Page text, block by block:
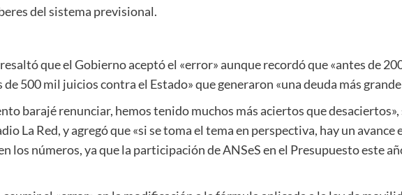
del sistema previsional.
que el Gobierno aceptó el «error» aunque recordó que «antes de
de 500 mil juicios contra el Estado» que generaron «una deuda más
barajé renunciar, hemos tenido muchos más aciertos que
La Red, y agregó que «si se toma el tema en perspectiva, hay un
los números, ya que la participación de ANSeS en el Presupuesto este